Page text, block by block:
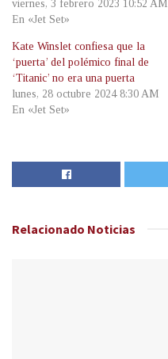
viernes, 3 febrero 2023 10:52 AM
En «Jet Set»
Kate Winslet confiesa que la
‘puerta’ del polémico final de
‘Titanic’ no era una puerta
lunes, 28 octubre 2024 8:30 AM
En «Jet Set»
Relacionado Noticias